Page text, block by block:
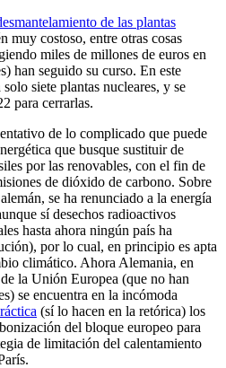
de las plantas
muy costoso, entre otras cosas
miles de millones de euros en
han seguido su curso. En este
siete plantas nucleares, y se
para cerrarlas.
de lo complicado que puede
que busque sustituir de
por las renovables, con el fin de
de dióxido de carbono. Sobre
se ha renunciado a la energía
sí desechos radioactivos
hasta ahora ningún país ha
por lo cual, en principio es apta
climático. Ahora Alemania, en
la Unión Europea (que no han
se encuentra en la incómoda
(sí lo hacen en la retórica) los
del bloque europeo para
de limitación del calentamiento